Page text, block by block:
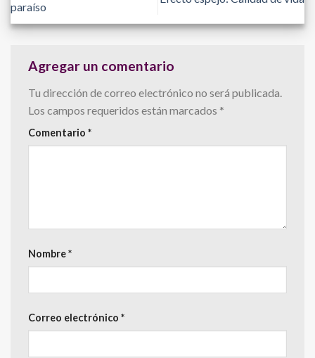
paraíso
Agregar un comentario
Tu dirección de correo electrónico no será publicada.
Los campos requeridos están marcados *
Comentario *
Nombre*
Correo electrónico *